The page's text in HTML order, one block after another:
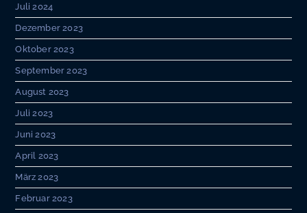
Juli 2024
Dezember 2023
Oktober 2023
September 2023
August 2023
Juli 2023
Juni 2023
April 2023
März 2023
Februar 2023